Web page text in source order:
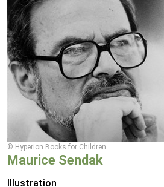
© Hyperion Books for Children
Maurice Sendak
Illustration